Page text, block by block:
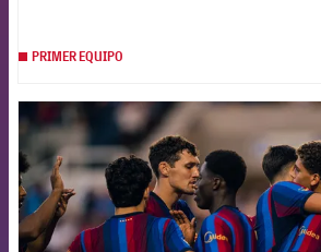
PRIMER EQUIPO
FCB